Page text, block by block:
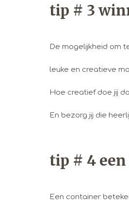
tip # 3
De mogelijkheid om
leuke en creatieve
Hoe creatief doe jij
En bezorg jij die
tip # 4
Een container